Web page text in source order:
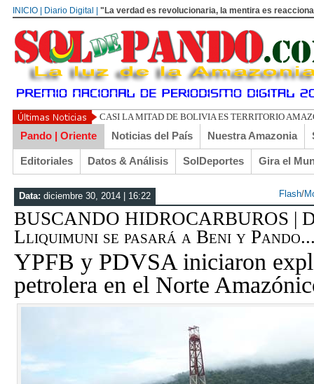
INICIO | Diario Digital | "La verdad es revolucionaria, la mentira es
UN LIBERTARIO LLAMADO EL
Pando | Oriente Noticias del País Nuestra Amazonia
Editoriales Datos & Análisis SolDeportes Gira el
Data: diciembre 30, 2014 | 16:22 Flash/
BUSCANDO HIDROCARBUROS |
Lliquimuni se pasará a Beni y
YPFB y PDVSA iniciaron
petrolera en el Norte